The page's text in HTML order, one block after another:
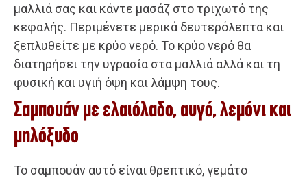
μαλλιά σας και κάντε μασάζ στο τριχωτό της
κεφαλής. Περιμένετε μερικά δευτερόλεπτα και
ξεπλυθείτε με κρύο νερό. Το κρύο νερό θα
διατηρήσει την υγρασία στα μαλλιά αλλά και τη
φυσική και υγιή όψη και λάμψη τους.
Σαμπουάν με ελαιόλαδο, αυγό, λεμόνι και
μηλόξυδο
Το σαμπουάν αυτό είναι θρεπτικό, γεμάτο